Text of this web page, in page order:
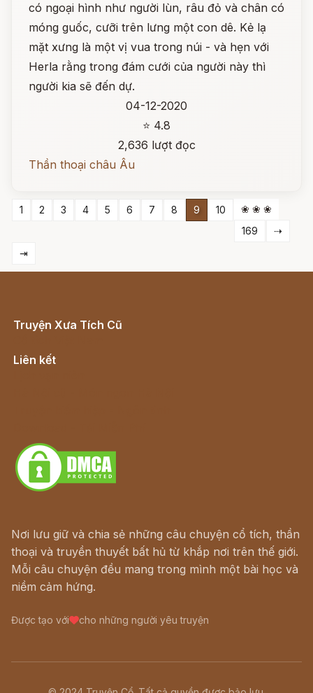
có ngoại hình như người lùn, râu đỏ và chân có
móng guốc, cưỡi trên lưng một con dê. Kẻ lạ
mặt xưng là một vị vua trong núi - và hẹn với
Herla rằng trong đám cưới của người này thì
người kia sẽ đến dự.
04-12-2020
⭐ 4.8
2,636 lượt đọc
Thần thoại châu Âu
1 2 3 4 5 6 7 8 9 10
❀ ❀ ❀
169
⇢
⇥
Truyện Xưa Tích Cũ
Liên kết
Nơi lưu giữ và chia sẻ những câu chuyện cổ tích, thần
thoại và truyền thuyết bất hủ từ khắp nơi trên thế giới.
Mỗi câu chuyện đều mang trong mình một bài học và
niềm cảm hứng.
Được tạo với cho những người yêu truyện